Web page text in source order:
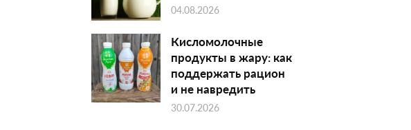
04.08.2026
Кисломолочные
продукты в жару: как
поддержать рацион
и не навредить
30.07.2026